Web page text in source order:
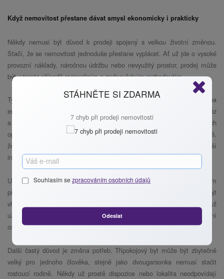
Když nemovitost přestane dávat smysl ekonomicky i prakticky
Někdy nemusí být důvod k prodeji spojený s velkou životní změnou.
Stačí, že se nemovitost jednoduše přestane vyplácet. Ať už jde o vysoké
provozní náklady, náročnou údržbu nebo nevyužitý prostor, prodej může
být v tomto případě racionálním a zodpovědným rozhodnutím.
Typickým příkladem je dům, který se časem stal příliš náročným, třeba
energeticky nebo technicky. Čím starší nemovitost, tím více času, peněz
a energie stojí její údržba. Pokud už nemáme chuť ani sílu do dalších
oprav, je naprosto v pořádku uvažovat o změně. A to klidně i v případě,
že jsme do domu kdysi investovali spoustu energie. Občas je nejlepší
investicí pustit minulost a zaměřit se na budoucnost.
U investičních nemovitostí pak hraje roli výnosnost. Pokud pronájem
přináší čím dál menší zisk nebo se mění situace na trhu, může být
vhodné využít dobrého momentu a nemovitost prodat. Stejně tak, když
už člověk nemá čas nebo kapacitu se o nemovitost aktivně starat, není
ostuda předat ji dál někomu, kdo ji lépe využije.
Další častý důvod je změna potřeb. Třípokojový byt může být zbytečně
velký pro jednoho člověka, stejně jako dvougarsonka nemusí stačit
rostoucí rodině. Někdy už prostě dispozice nebo lokalita neodpovídají
STÁHNĚTE SI ZDARMA
7 chyb při prodeji nemovitosti
Souhlasím se zpracováním osobních údajů
Odeslat